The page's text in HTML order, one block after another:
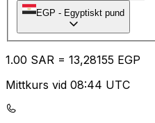
EGP - Egyptiskt pund
1.00 SAR = 13,28155 EGP
Mittkurs vid 08:44 UTC